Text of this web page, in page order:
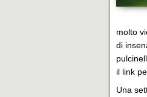
molto
di
il link
Una